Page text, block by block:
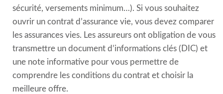
sécurité, versements minimum…). Si vous souhaitez
ouvrir un contrat d’assurance vie, vous devez comparer
les assurances vies. Les assureurs ont obligation de vous
transmettre un document d’informations clés (DIC) et
une note informative pour vous permettre de
comprendre les conditions du contrat et choisir la
meilleure offre.